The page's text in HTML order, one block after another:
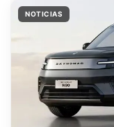
NOTICIAS